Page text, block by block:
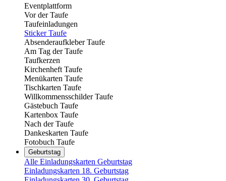
Eventplattform
Vor der Taufe
Taufeinladungen
Sticker Taufe
Absenderaufkleber Taufe
Am Tag der Taufe
Taufkerzen
Kirchenheft Taufe
Menükarten Taufe
Tischkarten Taufe
Willkommensschilder Taufe
Gästebuch Taufe
Kartenbox Taufe
Nach der Taufe
Dankeskarten Taufe
Fotobuch Taufe
Geburtstag
Alle Einladungskarten Geburtstag
Einladungskarten 18. Geburtstag